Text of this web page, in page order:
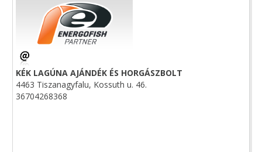
KÉK LAGÚNA AJÁNDÉK ÉS HORGÁSZBOLT
4463 Tiszanagyfalu, Kossuth u. 46.
36704268368